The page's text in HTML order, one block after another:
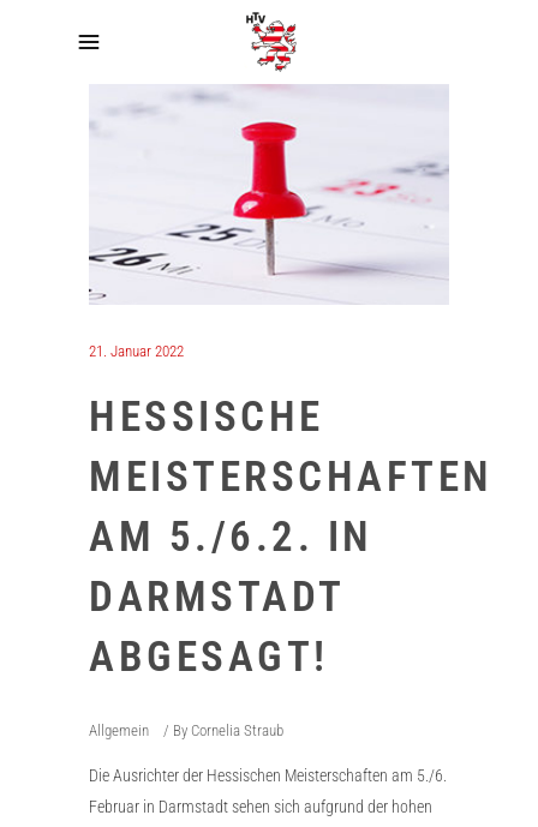
21. Januar 2022
HESSISCHE
MEISTERSCHAFTEN
AM 5./6.2. IN
DARMSTADT
ABGESAGT!
Allgemein By Cornelia Straub
Die Ausrichter der Hessischen Meisterschaften am 5./6.
Februar in Darmstadt sehen sich aufgrund der hohen